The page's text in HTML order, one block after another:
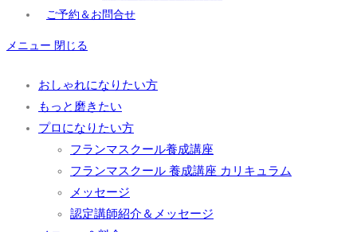
ご予約＆お問合せ
メニュー 閉じる
おしゃれになりたい方
もっと磨きたい
プロになりたい方
フランマスクール養成講座
フランマスクール 養成講座 カリキュラム
メッセージ
認定講師紹介＆メッセージ